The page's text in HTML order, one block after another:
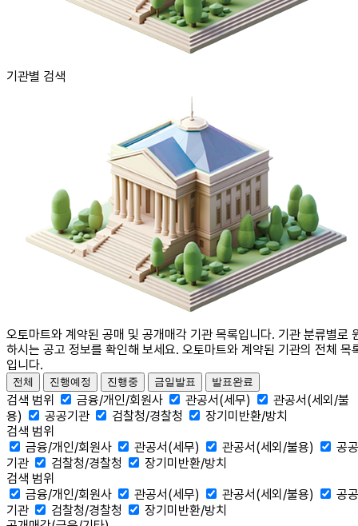
기관별 검색
오토마트와 계약된 공매 및 공개매각 기관 목록입니다. 기관 분류별로
하시는 공고 정보를 확인해 보세요. 오토마트와 계약된 기관의 전체 목
입니다.
전체 진행예정 진행중 금일발표 발표완료
검색 범위 금융/개인/회원사 관공서(세무)
관공서(세외/불
용)
공공기관 검찰청/경찰청
장기미반환/방치
검색 범위
금융/개인/회원사
관공서(세무) 관공서(세외/불용)
공공
기관
검찰청/경찰청
장기미반환/방치
검색 범위
금융/개인/회원사
관공서(세무) 관공서(세외/불용)
공공
기관
검찰청/경찰청
장기미반환/방치